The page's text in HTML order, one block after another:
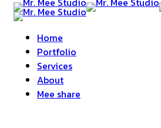
Home
Portfolio
Services
About
Mee share